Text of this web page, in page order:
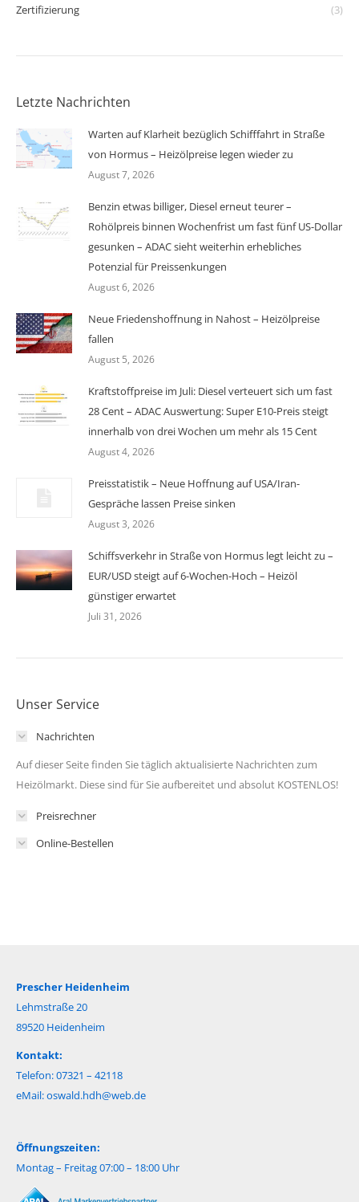
Zertifizierung
(3)
Letzte Nachrichten
Warten auf Klarheit bezüglich Schifffahrt in Straße
von Hormus – Heizölpreise legen wieder zu
August 7, 2026
Benzin etwas billiger, Diesel erneut teurer –
Rohölpreis binnen Wochenfrist um fast fünf US-Dollar
gesunken – ADAC sieht weiterhin erhebliches
Potenzial für Preissenkungen
August 6, 2026
Neue Friedenshoffnung in Nahost – Heizölpreise
fallen
August 5, 2026
Kraftstoffpreise im Juli: Diesel verteuert sich um fast
28 Cent – ADAC Auswertung: Super E10-Preis steigt
innerhalb von drei Wochen um mehr als 15 Cent
August 4, 2026
Preisstatistik – Neue Hoffnung auf USA/Iran-
Gespräche lassen Preise sinken
August 3, 2026
Schiffsverkehr in Straße von Hormus legt leicht zu –
EUR/USD steigt auf 6-Wochen-Hoch – Heizöl
günstiger erwartet
Juli 31, 2026
Unser Service
Nachrichten
Auf dieser Seite finden Sie täglich aktualisierte Nachrichten zum
Heizölmarkt. Diese sind für Sie aufbereitet und absolut KOSTENLOS!
Preisrechner
Online-Bestellen
Prescher Heidenheim
Lehmstraße 20
89520 Heidenheim
Kontakt:
Telefon: 07321 – 42118
eMail:oswald.hdh@web.de
Öffnungszeiten:
Montag – Freitag 07:00 – 18:00 Uhr